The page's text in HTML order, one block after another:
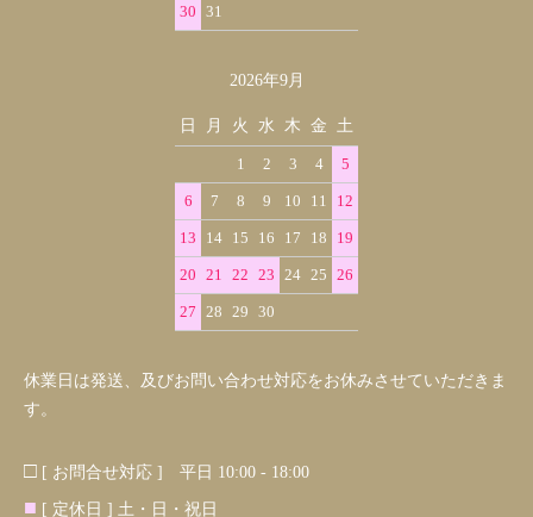
30 31
2026年9月
日 月 火 水 木 金 土
1 2 3 4 5
6 7 8 9 10 11 12
13 14 15 16 17 18 19
20 21 22 23 24 25 26
27 28 29 30
休業日は発送、及びお問い合わせ対応をお休みさせていただきま
す。
□ [ お問合せ対応 ] 平日 10:00 - 18:00
■ [ 定休日 ] 土・日・祝日